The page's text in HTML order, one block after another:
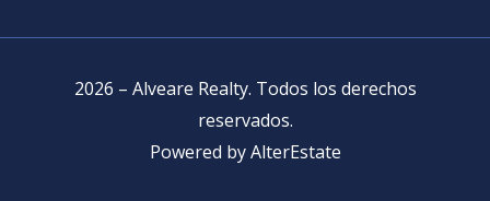
2026 – Alveare Realty. Todos los derechos
reservados.
Powered by AlterEstate